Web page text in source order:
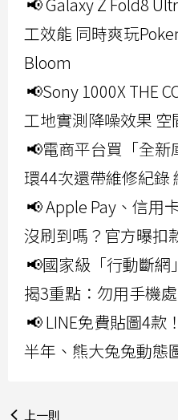
工效能 同時爽玩
Bloom
📢Sony 1000X THE
工地實測降噪效果
📢電商平台買「全
環44次還帶維修紀錄
📢 Apple Pay、信用
沒刷到嗎？官方曝扣
📢國家級「行動斷網
揭3重點：勿用手機
📢 LINE免費貼圖4款
半年、熊大兔兔動態
上一則